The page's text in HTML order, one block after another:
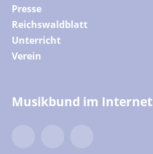
Presse
Reichswaldblatt
Unterricht
Verein
Musikbund im Internet